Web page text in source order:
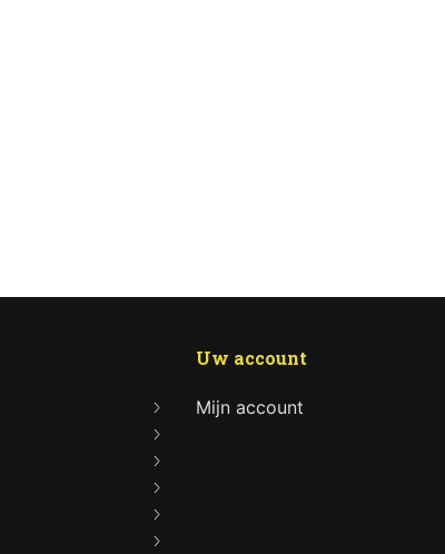
Uw account
Mijn account